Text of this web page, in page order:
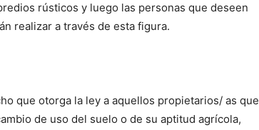
rústicos y luego las personas que deseen
realizar a través de esta figura.
que otorga la ley a aquellos propietarios/ as que
de uso del suelo o de su aptitud agrícola,